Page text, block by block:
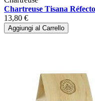
Chartreuse Tisana
13,80 €
Aggiungi al Carrello